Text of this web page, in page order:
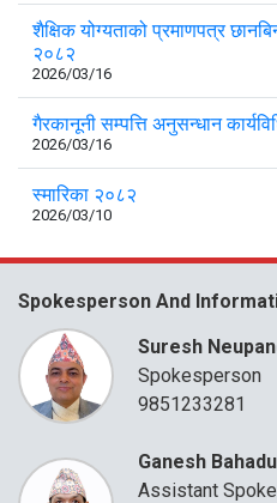
शैक्षिक योग्यताको प्रमाणपत्र
२०८२
2026/03/16
गैरकानूनी सम्पत्ति अनुसन्धान
2026/03/16
स्मारिका २०८२
2026/03/10
Spokesperson And
Suresh
Spokesperson
9851233281
Ganesh
Assistant